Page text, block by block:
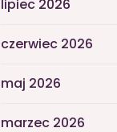
lipiec 2026
czerwiec 2026
maj 2026
marzec 2026